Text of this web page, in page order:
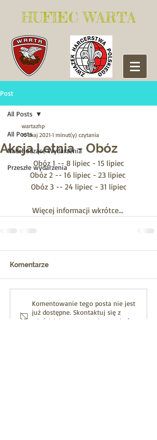
​HUFIEC WARTA
Post
All Posts
Nadchodzące Wydarzenia
Przeszłe wydarzenia
All Posts
Akcja Letnia - Obóz
wartazhp
10 maj 2021 1 minut(y) czytania
Obóz 1 -- 8 lipiec - 15 lipiec
Obóz 2 -- 16 lipiec - 23 lipiec
Obóz 3 -- 24 lipiec - 31 lipiec
Więcej informacji wkrótce...
Komentarze
Komentowanie tego posta nie jest
już dostępne. Skontaktuj się z
właścicielem strony, aby uzyskać